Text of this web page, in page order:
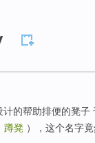
计的帮助排便的凳
蹲凳 ），这个名字